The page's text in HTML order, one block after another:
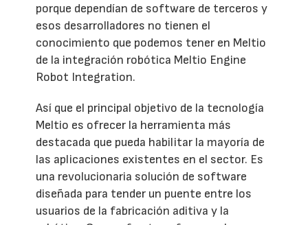
porque dependían de software de terceros y
esos desarrolladores no tienen el
conocimiento que podemos tener en Meltio
de la integración robótica Meltio Engine
Robot Integration.
Así que el principal objetivo de la tecnología
Meltio es ofrecer la herramienta más
destacada que pueda habilitar la mayoría de
las aplicaciones existentes en el sector. Es
una revolucionaria solución de software
diseñada para tender un puente entre los
usuarios de la fabricación aditiva y la